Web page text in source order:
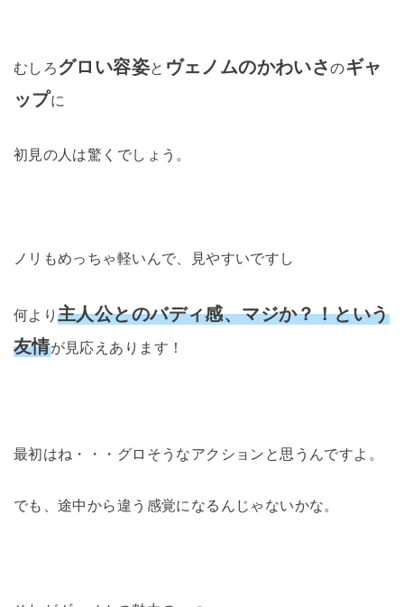
むしろグロい容姿と ヴェノムのかわいさのギャ
ップに
初見の人は驚くでしょう。
ノリもめっちゃ軽いんで、見やすいですし
何より主人公とのバディ感、マジか？！という
友情が見応えあります！
最初はね・・・グロそうなアクションと思うんですよ。
でも、途中から違う感覚になるんじゃないかな。